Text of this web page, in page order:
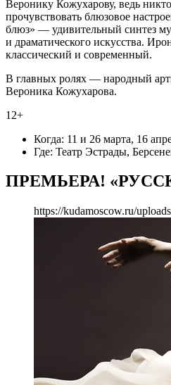
Веронику Кожухарову, ведь
прочувствовать блюзовое
блюз» — удивительный синтез
и драматического искусства.
классический и современный.
В главных ролях — народный
Вероника Кожухарова.
12+
Когда: 11 и 26 марта, 16
Где: Театр Эстрады,
ПРЕМЬЕРА!
https://kudamoscow.ru/